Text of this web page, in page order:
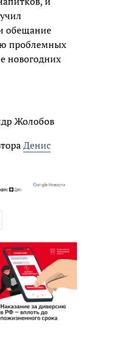
обещание
проблемных
новогодних
Жолобов
Денис